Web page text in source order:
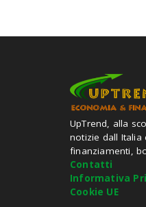
UpTrend, alla
notizie dall
finanziamenti,
Contatti
Informativa
Cookie UE